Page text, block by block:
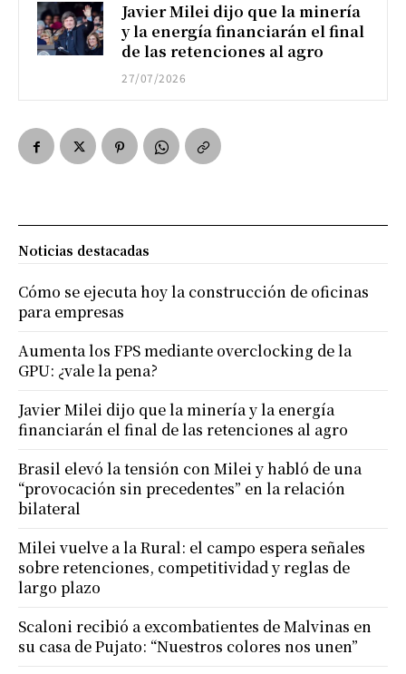
Javier Milei dijo que la minería
y la energía financiarán el final
de las retenciones al agro
27/07/2026
Noticias destacadas
Cómo se ejecuta hoy la construcción de oficinas
para empresas
Aumenta los FPS mediante overclocking de la
GPU: ¿vale la pena?
Javier Milei dijo que la minería y la energía
financiarán el final de las retenciones al agro
Brasil elevó la tensión con Milei y habló de una
“provocación sin precedentes” en la relación
bilateral
Milei vuelve a la Rural: el campo espera señales
sobre retenciones, competitividad y reglas de
largo plazo
Scaloni recibió a excombatientes de Malvinas en
su casa de Pujato: “Nuestros colores nos unen”